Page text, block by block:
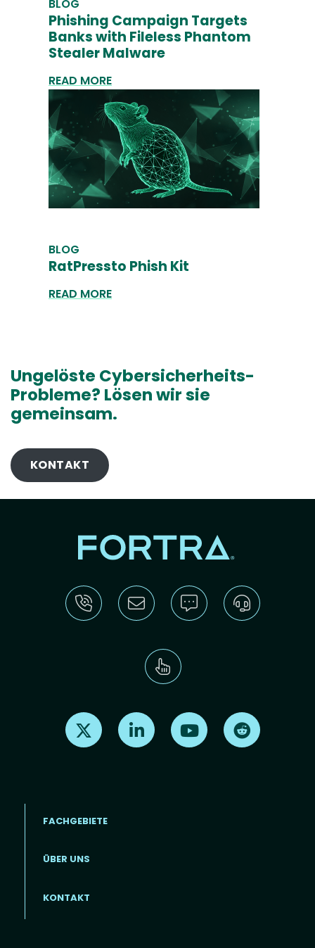
BLOG
Phishing Campaign Targets
Banks with Fileless Phantom
Stealer Malware
READ MORE
BLOG
RatPressto Phish Kit
READ MORE
Ungelöste Cybersicherheits-
Probleme? Lösen wir sie
gemeinsam.
KONTAKT
Find us on X Find us on LinkedInFind us on Youtube
FACHGEBIETE
ÜBER UNS
KONTAKT